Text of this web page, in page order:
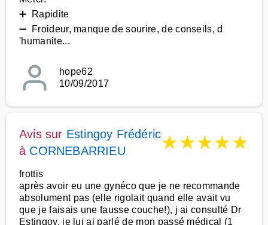
➕ Rapidite
➖ Froideur, manque de sourire, de conseils, d
'humanite...
hope62
10/09/2017
Avis sur Estingoy Frédéric
à CORNEBARRIEU ★★★★★
frottis
après avoir eu une gynéco que je ne recommande
absolument pas (elle rigolait quand elle avait vu
que je faisais une fausse couche!), j ai consulté Dr
Estingoy. je lui ai parlé de mon passé médical (1